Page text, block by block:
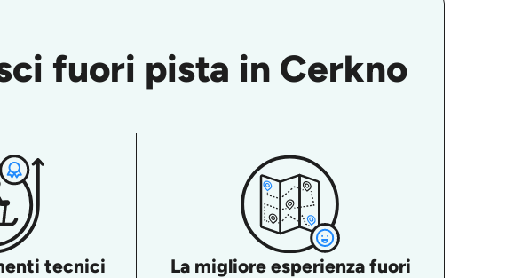
fuori pista in Cerkno
tecnici
La migliore esperienza fuori